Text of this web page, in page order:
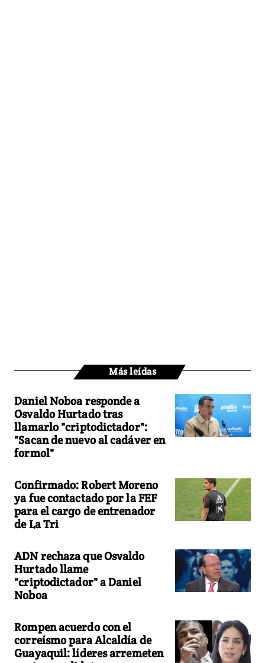
Más leídas
Daniel Noboa responde a
Osvaldo Hurtado tras
llamarlo "criptodictador":
"Sacan de nuevo al cadáver en
formol"
Confirmado: Robert Moreno
ya fue contactado por la FEF
para el cargo de entrenador
de La Tri
ADN rechaza que Osvaldo
Hurtado llame
"criptodictador" a Daniel
Noboa
Rompen acuerdo con el
correísmo para Alcaldía de
Guayaquil: líderes arremeten